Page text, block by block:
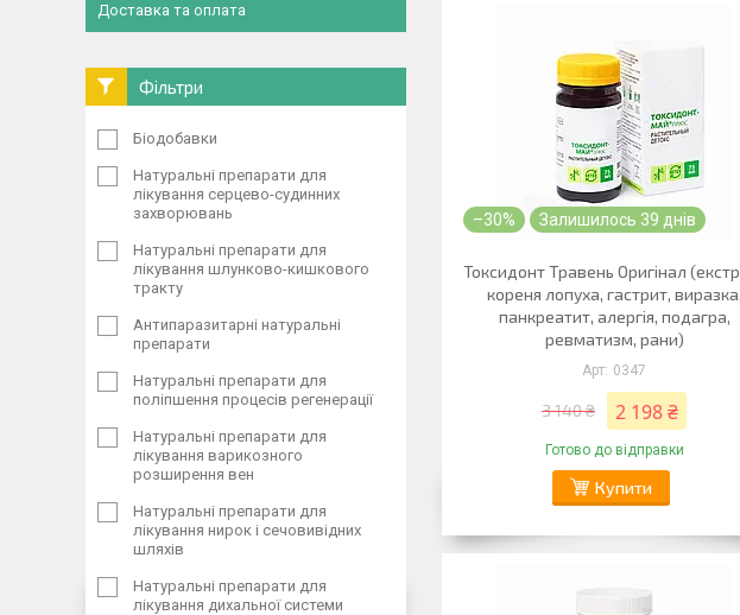
–30% Залишилось 39 днів
Токсидонт Травень Оригінал
кореня лопуха, гастрит, виразка,
панкреатит, алергія, подагра,
ревматизм, рани)
0347
3 140 ₴ 2 198 ₴
Готово до відправки
Купити
Доставка та оплата
Фільтри
Біодобавки
Натуральні препарати для
лікування серцево-судинних
захворювань
Натуральні препарати для
лікування шлунково-кишкового
тракту
Антипаразитарні натуральні
препарати
Натуральні препарати для
поліпшення процесів регенерації
Натуральні препарати для
лікування варикозного
розширення вен
Натуральні препарати для
лікування нирок і сечовивідних
шляхів
Натуральні препарати для
лікування дихальної системи